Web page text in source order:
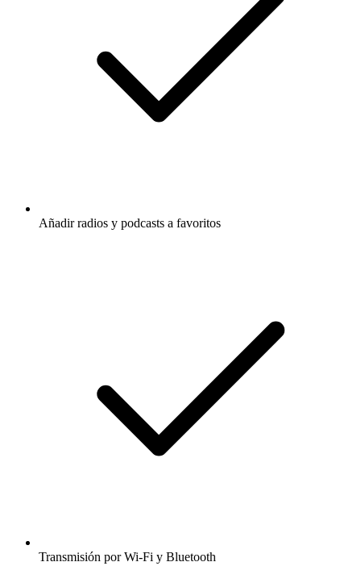
Añadir radios y podcasts a favoritos
Transmisión por Wi-Fi y Bluetooth